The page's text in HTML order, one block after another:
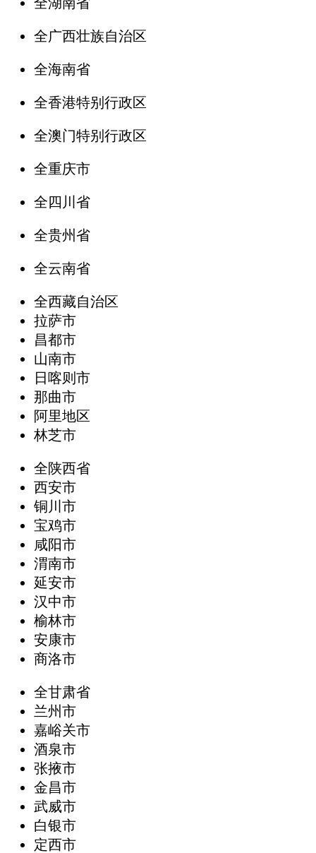
全广西壮族自治区
全海南省
全香港特别行政区
全澳门特别行政区
全重庆市
全四川省
全贵州省
全云南省
全西藏自治区
拉萨市
昌都市
山南市
日喀则市
那曲市
阿里地区
林芝市
全陕西省
西安市
铜川市
宝鸡市
咸阳市
渭南市
延安市
汉中市
榆林市
安康市
商洛市
全甘肃省
兰州市
嘉峪关市
酒泉市
张掖市
金昌市
武威市
白银市
定西市